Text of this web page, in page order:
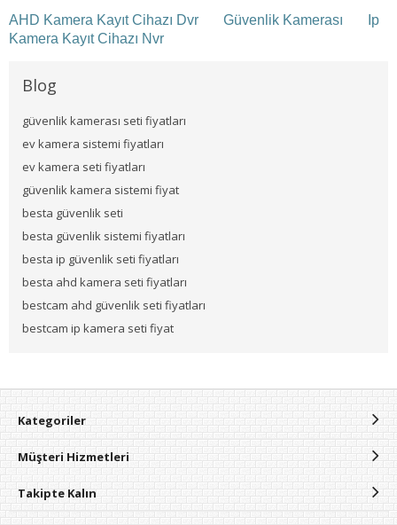
AHD Kamera Kayıt Cihazı Dvr Güvenlik Kamerası
Ip
Kamera Kayıt Cihazı Nvr
Blog
güvenlik kamerası seti fiyatları
ev kamera sistemi fiyatları
ev kamera seti fiyatları
güvenlik kamera sistemi fiyat
besta güvenlik seti
besta güvenlik sistemi fiyatları
besta ip güvenlik seti fiyatları
besta ahd kamera seti fiyatları
bestcam ahd güvenlik seti fiyatları
bestcam ip kamera seti fiyat
Kategoriler
Müşteri Hizmetleri
Takipte Kalın